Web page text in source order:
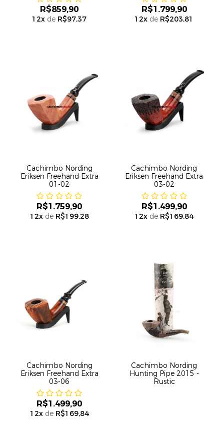
R$859,90
12x de R$97,37
R$1.799,90
12x de R$203,81
Cachimbo Nording
Eriksen Freehand Extra
01-02
R$1.759,90
12xde R$199,28
Cachimbo Nording
Eriksen Freehand Extra
03-02
R$1.499,90
12x de R$169,84
Cachimbo Nording
Eriksen Freehand Extra
03-06
R$1.499,90
12xde R$169,84
Cachimbo Nording
Hunting Pipe 2015 -
Rustic